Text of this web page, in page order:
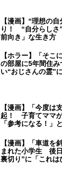
【漫画】“理想の
り！ “自分らしさ
前向き」な生き方
【ホラー】「そ
の部屋に5年間住
い“おじさんの霊”
【漫画】「今度
起！ 子育てママ
「参考になる！」
【漫画】「車道を
まれた小学生 後
裏切り”に「これ